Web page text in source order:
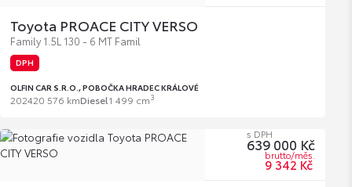
Toyota PROACE CITY VERSO
Family 1.5L 130 - 6 MT Famil
DPH
OLFIN CAR S.R.O., POBOČKA HRADEC KRÁLOVÉ
202420 576 kmDiesel1 499 cm3
s DPH
639 000 Kč
brutto/měs.
9 342 Kč